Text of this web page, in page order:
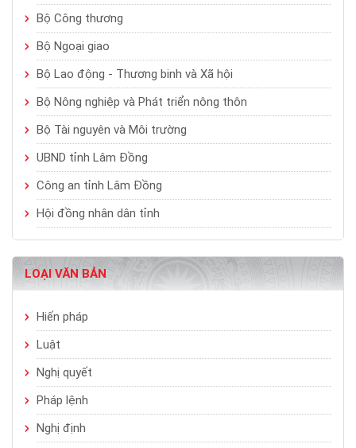
Bộ Công thương
Bộ Ngoại giao
Bộ Lao động - Thương binh và Xã hội
Bộ Nông nghiệp và Phát triển nông thôn
Bộ Tài nguyên và Môi trường
UBND tỉnh Lâm Đồng
Công an tỉnh Lâm Đồng
Hội đồng nhân dân tỉnh
LOẠI VĂN BẢN
Hiến pháp
Luật
Nghị quyết
Pháp lệnh
Nghị định